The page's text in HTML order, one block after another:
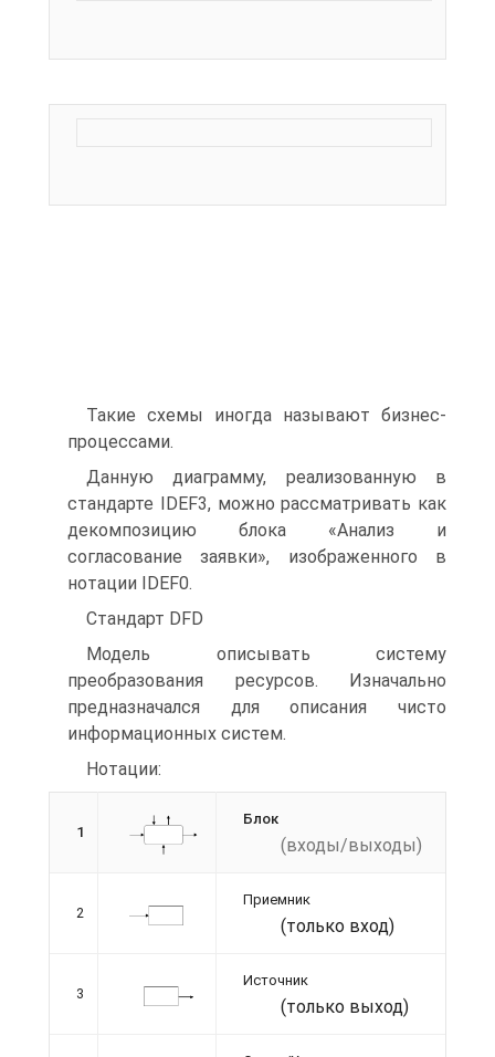
Такие схемы иногда называют бизнес-
процессами.
Данную диаграмму, реализованную в
стандарте IDEF3, можно рассматривать как
декомпозицию блока «Анализ и
согласование заявки», изображенного в
нотации IDEF0.
Стандарт DFD
Модель описывать систему
преобразования ресурсов. Изначально
предназначался для описания чисто
информационных систем.
Нотации:
1
Блок
(входы/выходы)
2
Приемник
(только вход)
3
Источник
(только выход)